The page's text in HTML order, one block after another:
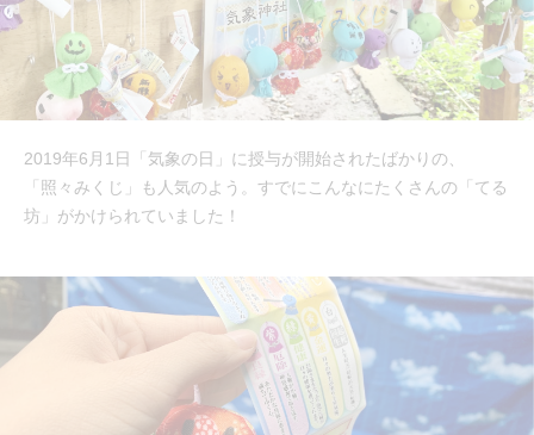
2019年6月1日「気象の日」に授与が開始されたばかりの、
「照々みくじ」も人気のよう。すでにこんなにたくさんの「てる
坊」がかけられていました！